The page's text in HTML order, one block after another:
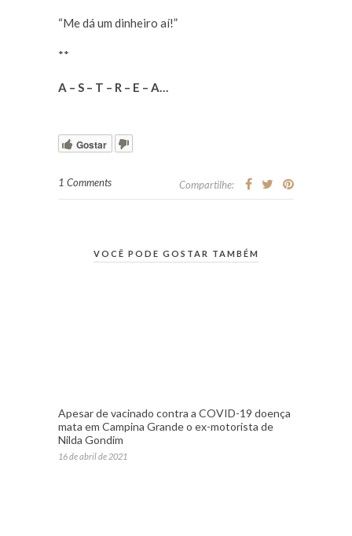
“Me dá um dinheiro aí!”
**
A – S – T – R – E – A…
Gostar
1 Comments Compartilhe:
VOCÊ PODE GOSTAR TAMBÉM
Apesar de vacinado contra a COVID-19 doença
mata em Campina Grande o ex-motorista de
Nilda Gondim
16 de abril de 2021